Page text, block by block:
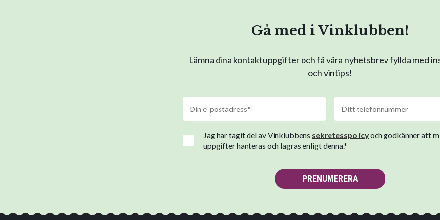
Gå med i Vinklubben!
Lämna dina kontaktuppgifter och få våra nyhetsbrev fyllda med
och vintips!
Jag har tagit del av Vinklubbens sekretesspolicyoch godkänner att
uppgifter hanteras och lagras enligt denna.*
PRENUMERERA